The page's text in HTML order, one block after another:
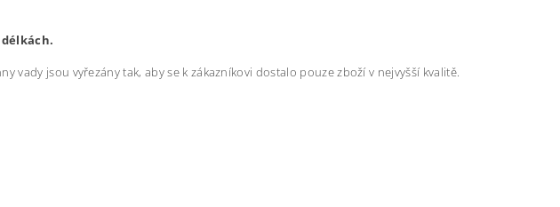
vady jsou vyřezány tak, aby se k zákazníkovi dostalo pouze zboží v nejvyšší kvalitě.